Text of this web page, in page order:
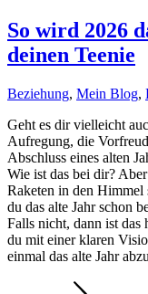
So wird 2026
deinen Teenie
Beziehung, Mein Blog,
Geht es dir vielleicht
Aufregung, die
Abschluss eines alten
Wie ist das bei dir?
Raketen in den Himmel
du das alte Jahr schon
Falls nicht, dann ist
du mit einer klaren
einmal das alte Jahr